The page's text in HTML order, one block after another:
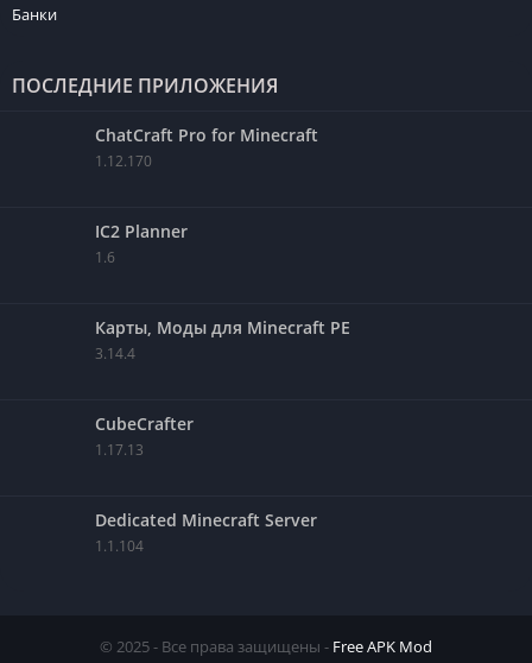
Банки
ПОСЛЕДНИЕ ПРИЛОЖЕНИЯ
ChatCraft Pro for Minecraft
1.12.170
IC2 Planner
1.6
Карты, Моды для Minecraft PE
3.14.4
CubeCrafter
1.17.13
Dedicated Minecraft Server
1.1.104
© 2025 - Все права защищены - Free APK Mod